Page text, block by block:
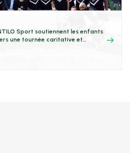
Sport soutiennent les enfants
une tournée caritative et